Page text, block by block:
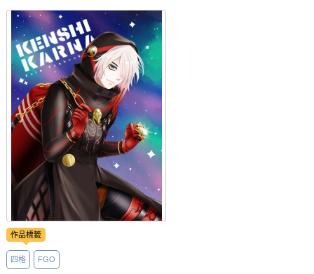
會員中心
註冊會員
登入
作品標籤
四格 FGO